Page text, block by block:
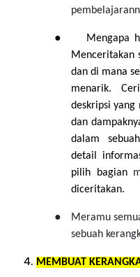
●
Mengapa
Menceritakan
dan di mana
menarik.
deskripsi
dan
dalam
detail
pilih bagian
diceritakan.
●
Meramu
sebuah
MEMBUAT